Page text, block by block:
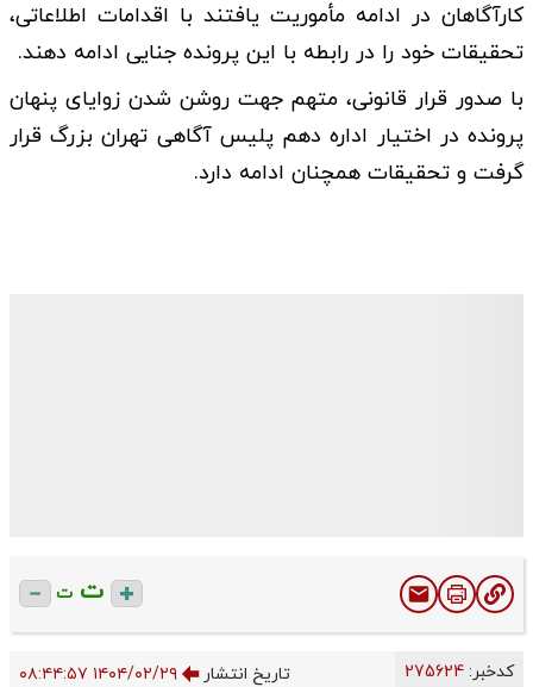
کارآگاهان در ادامه مأموریت یافتند با اقدامات اطلاعاتی،
تحقیقات خود را در رابطه با این پرونده جنایی ادامه دهند.
با صدور قرار قانونی، متهم جهت روشن شدن زوایای پنهان
پرونده در اختیار اداره دهم پلیس آگاهی تهران بزرگ قرار
گرفت و تحقیقات همچنان ادامه دارد.
ت ت
کدخبر: تاریخ انتشار ۱۴۰۴/۰۲/۲۹ ۰۸:۴۴:۵۷